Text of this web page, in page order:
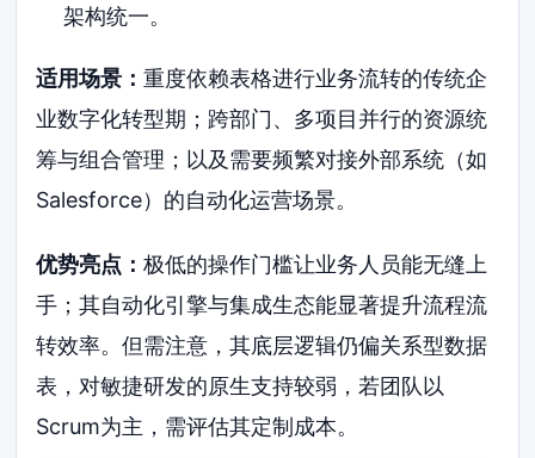
架构统一。
适用场景：重度依赖表格进行业务流转的传统企
业数字化转型期；跨部门、多项目并行的资源统
筹与组合管理；以及需要频繁对接外部系统（如
Salesforce）的自动化运营场景。
优势亮点：极低的操作门槛让业务人员能无缝上
手；其自动化引擎与集成生态能显著提升流程流
转效率。但需注意，其底层逻辑仍偏关系型数据
表，对敏捷研发的原生支持较弱，若团队以
Scrum为主，需评估其定制成本。